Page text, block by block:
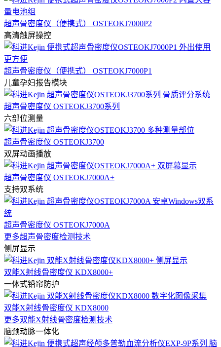
超声骨密度仪（便携式） OSTEOKJ7000P2
高清触屏操控
超声骨密度仪（便携式） OSTEOKJ7000P1
儿童孕妇报告模块
超声骨密度仪 OSTEOKJ3700系列
六部位测量
超声骨密度仪 OSTEOKJ3700
双屏动画播放
超声骨密度仪 OSTEOKJ7000A+
支持双系统
超声骨密度仪 OSTEOKJ7000A
更多超声骨密度检测技术
侧屏显示
双能X射线骨密度仪 KDX8000+
一体式铅帘防护
双能X射线骨密度仪 KDX8000
更多双能X射线骨密度检测技术
脑颈动脉一体化